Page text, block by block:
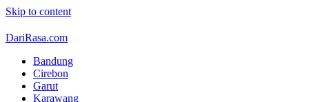
Skip to content
DariRasa.com
Bandung
Cirebon
Garut
Karawang